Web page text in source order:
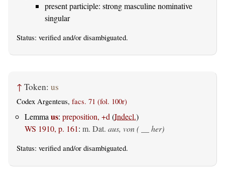
present participle: strong masculine nominative
singular
Status: verified and/or disambiguated.
↑ Token: us
Codex Argenteus, facs. 71 (fol. 100r)
Lemmaus: preposition, +d(Indecl.)
WS 1910, p. 161: m. Dat. aus, von ( __ her)
Status: verified and/or disambiguated.